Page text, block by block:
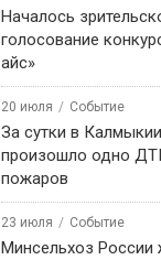
Началось
голосование
айс»
20 июля Событие
За сутки в Калмыкии
произошло одно
пожаров
23 июля Событие
Минсельхоз России